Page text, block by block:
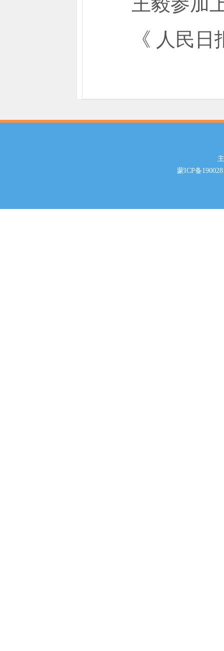
《 人民日报
蒙ICP备